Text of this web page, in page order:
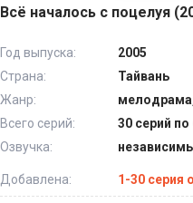
Всё началось с поцелуя
Год выпуска:
2005
Страна:
Тайвань
Жанр:
Всего серий:
30 серий
Озвучка:
Добавлена: 1-30 серия